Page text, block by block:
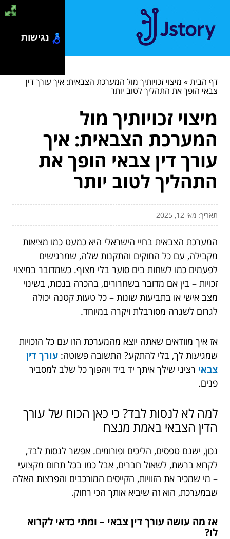
דף הבית» מיצוי זכויותיך מול המערכת הצבאית: איך עורך דין
צבאי הופך את התהליך לטוב יותר
מיצוי זכויותיך מול
המערכת הצבאית: איך
עורך דין צבאי הופך את
התהליך לטוב יותר
תאריך: מאי 12, 2025
המערכת הצבאית בחיי הישראלי היא כמעט כמו מציאות
מקבילה, עם כל החוקים והתקנות שלה, שמרגישים
לפעמים כמו לשחות בים סוער בלי מצוף. כשמדובר במיצוי
זכויות – בין אם מדובר בשחרורים, בהכרה בנכות, בשינוי
מצב אישי או בתביעות שונות – כל טעות קטנה יכולה
לגרום לשגרה מסורבלת ויקרה במיוחד.
אז איך מוודאים שאתה יוצא מהמערכת הזו עם כל הזכויות
שמגיעות לך, בלי להתקע? התשובה פשוטה: עורך דין
צבאי רציני שילך איתך יד ביד ויהפוך כל שלב למסביר
פנים.
למה לא לנסות לבד? כי כאן הכוח של עורך
הדין הצבאי באמת מנצח
נכון, ישנם טפסים, הליכים ופורומים. אפשר לנסות לבד,
לקרוא ברשת, לשאול חברים, אבל כמו בכל תחום מקצועי
– מי שמכיר את הזוויות, הקייסים המורכבים והפרצות האלה
שבמערכת, הוא זה שיביא אותך הכי רחוק.
אז מה עושה עורך דין צבאי – ומתי כדאי לקרוא
לו?
נגישות